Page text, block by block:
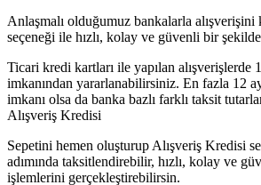
Anlaşmalı olduğumuz bankalarla alışverişini
seçeneği ile hızlı, kolay ve güvenli bir
Ticari kredi kartları ile yapılan alışverişlerde
imkanından yararlanabilirsiniz. En fazla 12
imkanı olsa da banka bazlı farklı taksit
Alışveriş Kredisi
Sepetini hemen oluşturup Alışveriş Kredisi
adımında taksitlendirebilir, hızlı, kolay ve
işlemlerini gerçekleştirebilirsin.